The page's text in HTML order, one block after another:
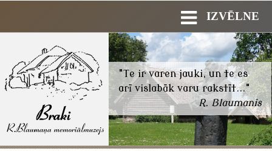
IZVĒLNE
"Te ir varen jauki, un te es
arī vislabāk varu rakstīt..."
R. Blaumanis